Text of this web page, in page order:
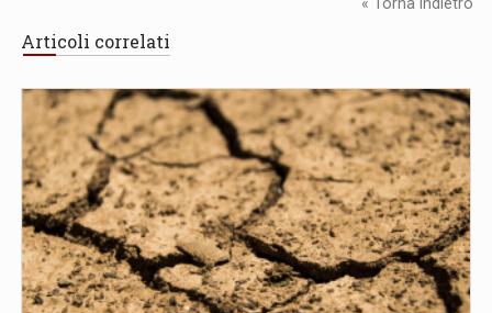
« Torna Indietro
Articoli correlati